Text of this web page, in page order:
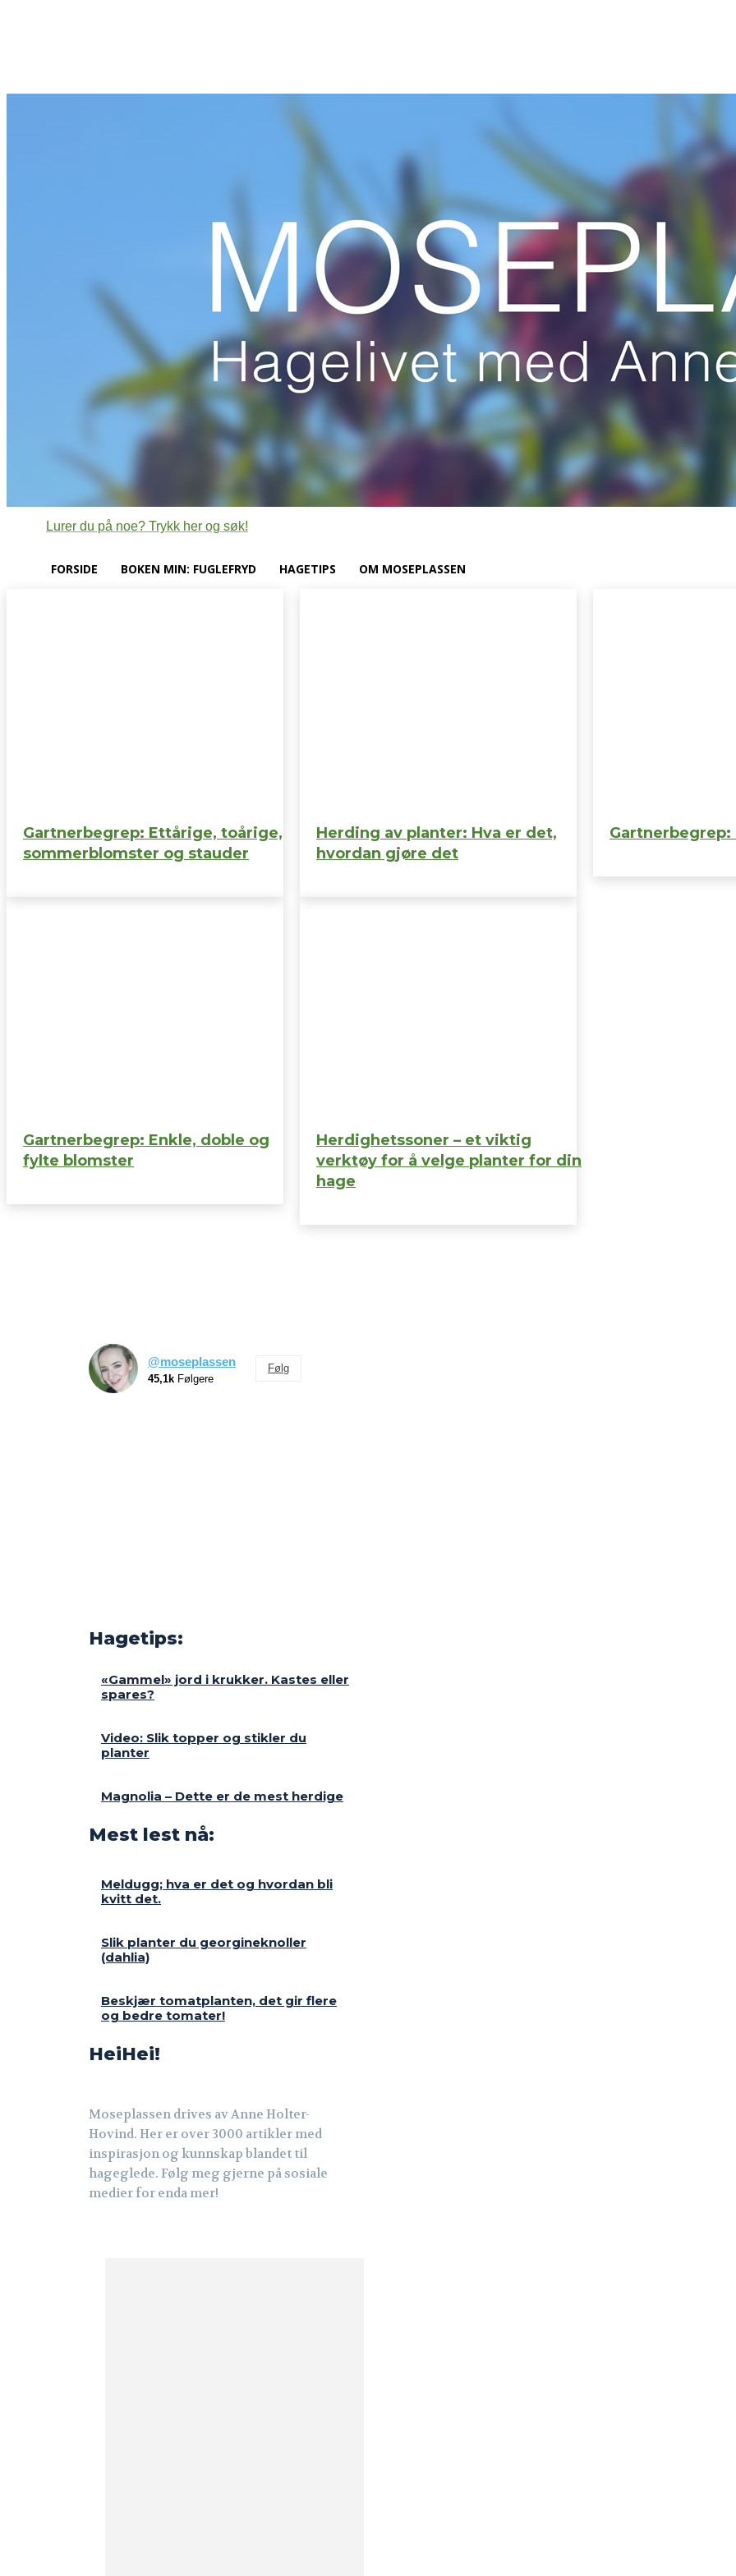
Lurer du på noe? Trykk her og søk!
FORSIDE BOKEN MIN: FUGLEFRYD HAGETIPS OM MOSEPLASSEN
Gartnerbegrep: Ettårige, toårige,
sommerblomster og stauder
Herding av planter: Hva er det,
hvordan gjøre det
Gartnerbegrep: Enkle, doble og
fylte blomster
Herdighetssoner – et viktig
verktøy for å velge planter for din
hage
@moseplassen
45,1k Følgere
Følg
Hagetips:
«Gammel» jord i krukker. Kastes eller
spares?
Video: Slik topper og stikler du
planter
Magnolia – Dette er de mest herdige
Mest lest nå:
Meldugg; hva er det og hvordan bli
kvitt det.
Slik planter du georgineknoller
(dahlia)
Beskjær tomatplanten, det gir flere
og bedre tomater!
HeiHei!
Moseplassen drives av Anne Holter-
Hovind. Her er over 3000 artikler med
inspirasjon og kunnskap blandet til
hageglede. Følg meg gjerne på sosiale
medier for enda mer!